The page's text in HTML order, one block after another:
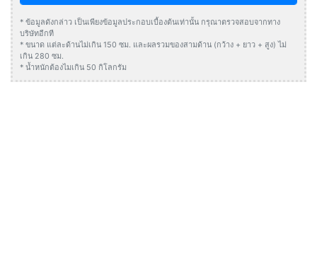
* ข้อมูลดังกล่าว เป็นเพียงข้อมูลประกอบเบื้องต้นเท่านั้น กรุณาตรวจสอบจากทาง
บริษัทอีกที
* ขนาด แต่ละด้านไม่เกิน 150 ซม. และผลรวมของสามด้าน (กว้าง + ยาว + สูง) ไม่
เกิน 280 ซม.
* น้ำหนักต้องไมเกิน 50 กิโลกรัม